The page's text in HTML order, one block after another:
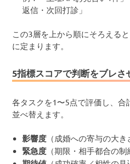
返信・次回打診」
この3層を上から順にそろえる
に定まります。
5指標スコアで判断をブレさ
各タスクを1〜5点で評価し、合
並べ替えます。
影響度 （成婚への寄与の大き
緊急度 （期限・相手都合の制